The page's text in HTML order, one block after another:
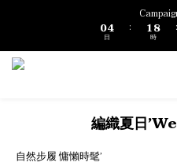
04
3
2
日
:
2
1
0
9
8
7
6
1
時
:
編織夏日
自然步履 慵懶時髦’